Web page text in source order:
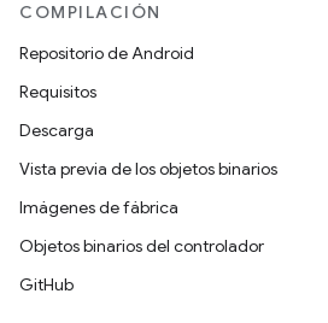
COMPILACIÓN
Repositorio de Android
Requisitos
Descarga
Vista previa de los objetos binarios
Imágenes de fábrica
Objetos binarios del controlador
GitHub